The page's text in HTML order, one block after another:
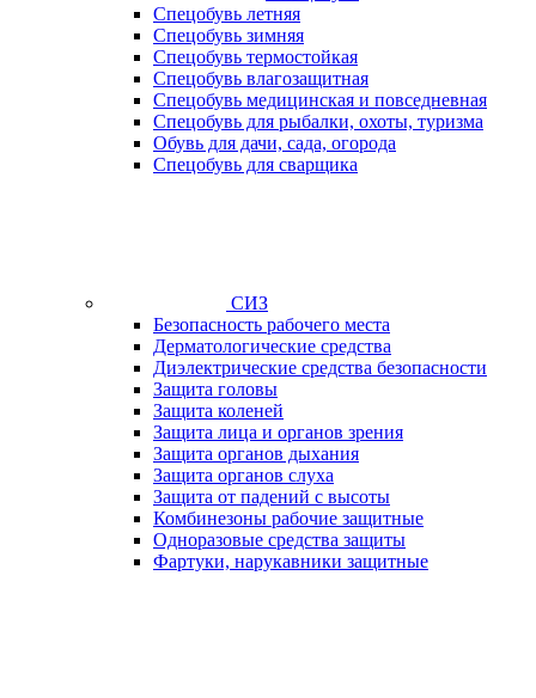
Спецобувь летняя
Спецобувь зимняя
Спецобувь термостойкая
Спецобувь влагозащитная
Спецобувь медицинская и повседневная
Спецобувь для рыбалки, охоты, туризма
Обувь для дачи, сада, огорода
Спецобувь для сварщика
СИЗ
Безопасность рабочего места
Дерматологические средства
Диэлектрические средства безопасности
Защита головы
Защита коленей
Защита лица и органов зрения
Защита органов дыхания
Защита органов слуха
Защита от падений с высоты
Комбинезоны рабочие защитные
Одноразовые средства защиты
Фартуки, нарукавники защитные